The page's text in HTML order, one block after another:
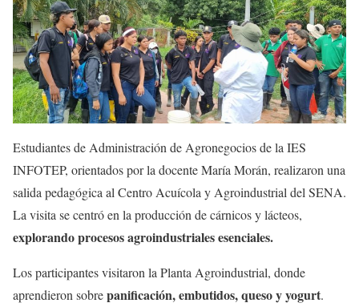
Estudiantes de Administración de Agronegocios de la IES
INFOTEP, orientados por la docente María Morán, realizaron una
salida pedagógica al Centro Acuícola y Agroindustrial del SENA.
La visita se centró en la producción de cárnicos y lácteos,
explorando procesos agroindustriales esenciales.
Los participantes visitaron la Planta Agroindustrial, donde
aprendieron sobrepanificación, embutidos, queso y yogurt.